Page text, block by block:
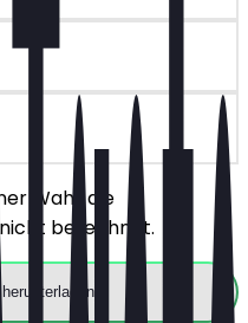
Wahl, die
berechnet.